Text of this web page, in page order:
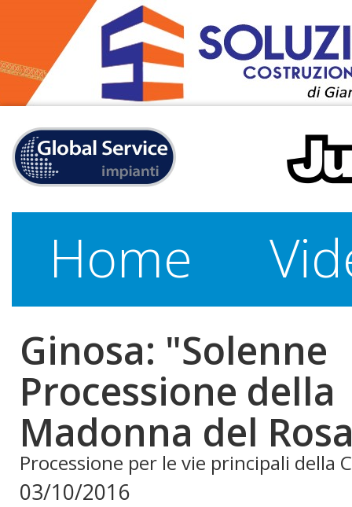
Home
Ginosa: "Solenne
Processione della
Madonna del
Processione per le vie principali della
03/10/2016